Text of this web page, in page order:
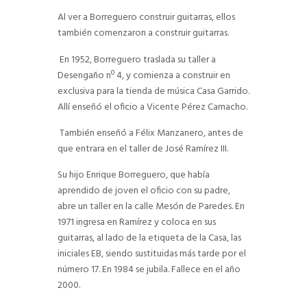
Al ver a Borreguero construir guitarras, ellos
también comenzaron a construir guitarras.
En 1952, Borreguero traslada su taller a
Desengaño nº 4, y comienza a construir en
exclusiva para la tienda de música Casa Garrido.
Allí enseñó el oficio a Vicente Pérez Camacho.
También enseñó a Félix Manzanero, antes de
que entrara en el taller de José Ramírez III.
Su hijo Enrique Borreguero, que había
aprendido de joven el oficio con su padre,
abre un taller en la calle Mesón de Paredes. En
1971 ingresa en Ramírez y coloca en sus
guitarras, al lado de la etiqueta de la Casa, las
iniciales EB, siendo sustituidas más tarde por el
número 17. En 1984 se jubila. Fallece en el año
2000.